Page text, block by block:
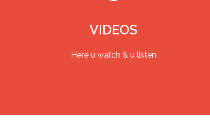
VIDEOS
Here u watch & u listen